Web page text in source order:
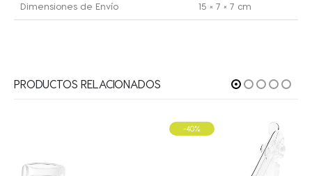
Dimensiones de Envío 15 × 7 × 7 cm
PRODUCTOS RELACIONADOS
-40%